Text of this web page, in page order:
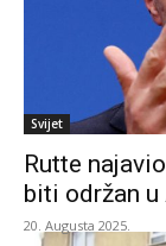
Svijet
Rutte
biti održan u
20. Augusta 2025.